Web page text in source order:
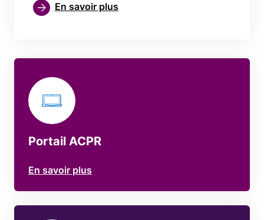
En savoir plus
Portail ACPR
En savoir plus